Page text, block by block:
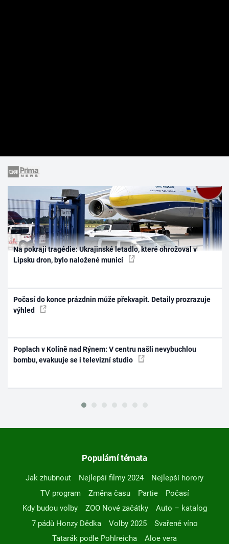
Na pokraji tragédie: Ukrajinské letadlo, které ohrožoval v
Lipsku dron, bylo naložené municí
Počasí do konce prázdnin může překvapit. Detaily prozrazuje
výhled
Poplach v Kolíně nad Rýnem: V centru našli nevybuchlou
bombu, evakuuje se i televizní studio
Populární témata
Jak zhubnout Nejlepší filmy 2024
Nejlepší horory
TV program
Změna času Partie
Počasí
Kdy budou volby
ZOO Nové začátky
Auto – katalog
7 pádů Honzy Dědka
Volby 2025
Svařené víno
Tatarák podle Pohlreicha
Aloe vera